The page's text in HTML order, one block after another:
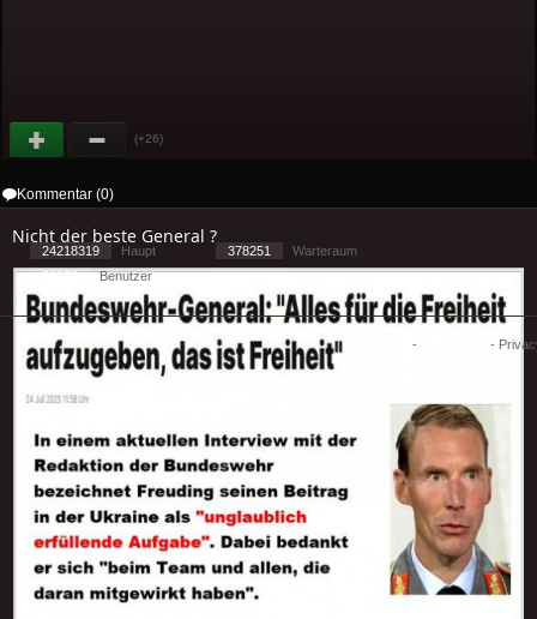
(+26)
Kommentar (0)
Nicht der beste General ?
24218319 Haupt 378251
Warteraum
39072
Benutzer
- -